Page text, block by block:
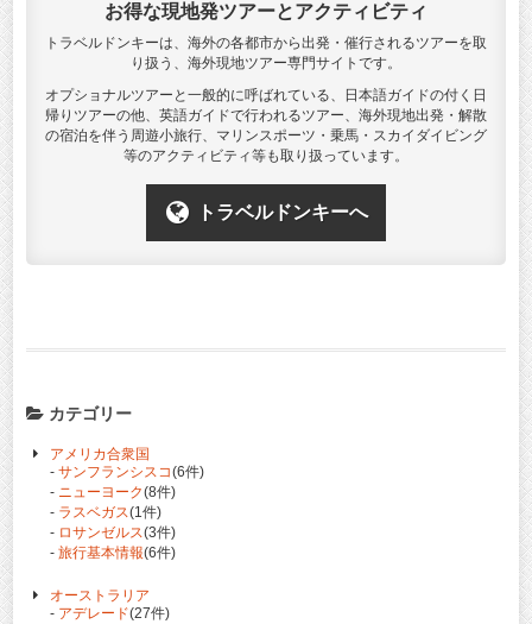
お得な現地発ツアーとアクティビティ
トラベルドンキーは、海外の各都市から出発・催行されるツアーを取
り扱う、海外現地ツアー専門サイトです。
オプショナルツアーと一般的に呼ばれている、日本語ガイドの付く日
帰りツアーの他、英語ガイドで行われるツアー、海外現地出発・解散
の宿泊を伴う周遊小旅行、マリンスポーツ・乗馬・スカイダイビング
等のアクティビティ等も取り扱っています。
トラベルドンキーへ
カテゴリー
アメリカ合衆国
- サンフランシスコ(6件)
- ニューヨーク(8件)
- ラスベガス(1件)
- ロサンゼルス(3件)
- 旅行基本情報(6件)
オーストラリア
- アデレード(27件)